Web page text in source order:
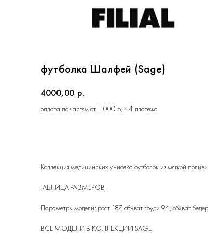
футболка Шалфей (Sage)
4000,00 р.
оплата по частям от 1 000 р. × 4 платежа
Коллекция медицинских унисекс футболок из мягкой
ТАБЛИЦА РАЗМЕРОВ
Параметры модели: рост 187, обхват груди 94, обхват
ВСЕ МОДЕЛИ В КОЛЛЕКЦИИ SAGE